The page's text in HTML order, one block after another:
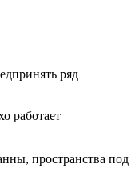
ряд
работает
пространства под